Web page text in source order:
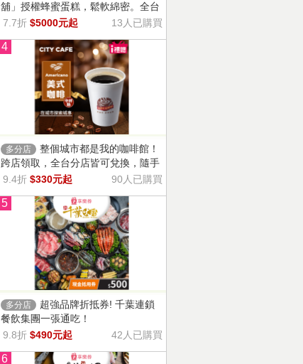
舖」授權蜂蜜蛋糕，鬆軟綿密。全台
13家門市適用，自選商品，幸福烘焙
7.7折 $5000元起 13人已購買
4
多分店
整個城市都是我的咖啡館！
跨店領取，全台分店皆可兌換，隨手
一杯濃郁香醇，調和酸味，清新果香
9.4折 $330元起 90人已購買
5
多分店
超強品牌折抵券! 千葉連鎖
餐飲集團一張通吃！
9.8折 $490元起 42人已購買
6